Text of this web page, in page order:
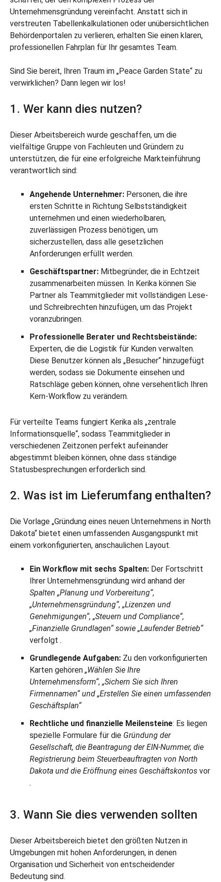
Unternehmensgründung vereinfacht. Anstatt sich in
verstreuten Tabellenkalkulationen oder unübersichtlichen
Behördenportalen zu verlieren, erhalten Sie einen klaren,
professionellen Fahrplan für Ihr gesamtes Team.
Sind Sie bereit, Ihren Traum im „Peace Garden State“ zu
verwirklichen? Dann legen wir los!
1. Wer kann dies nutzen?
Dieser Arbeitsbereich wurde geschaffen, um die
vielfältige Gruppe von Fachleuten und Gründern zu
unterstützen, die für eine erfolgreiche Markteinführung
verantwortlich sind:
Angehende Unternehmer: Personen, die ihre
ersten Schritte in Richtung Selbstständigkeit
unternehmen und einen wiederholbaren,
zuverlässigen Prozess benötigen, um
sicherzustellen, dass alle gesetzlichen
Anforderungen erfüllt werden.
Geschäftspartner: Mitbegründer, die in Echtzeit
zusammenarbeiten müssen. In Kerika können Sie
Partner als Teammitglieder mit vollständigen Lese-
und Schreibrechten hinzufügen, um das Projekt
voranzubringen.
Professionelle Berater und Rechtsbeistände:
Experten, die die Logistik für Kunden verwalten.
Diese Benutzer können als „Besucher“ hinzugefügt
werden, sodass sie Dokumente einsehen und
Ratschläge geben können, ohne versehentlich Ihren
Kern-Workflow zu verändern.
Für verteilte Teams fungiert Kerika als „zentrale
Informationsquelle“, sodass Teammitglieder in
verschiedenen Zeitzonen perfekt aufeinander
abgestimmt bleiben können, ohne dass ständige
Statusbesprechungen erforderlich sind.
2. Was ist im Lieferumfang enthalten?
Die Vorlage „Gründung eines neuen Unternehmens in North
Dakota“ bietet einen umfassenden Ausgangspunkt mit
einem vorkonfigurierten, anschaulichen Layout.
Ein Workflow mit sechs Spalten: Der Fortschritt
Ihrer Unternehmensgründung wird anhand der
Spalten „Planung und Vorbereitung“,
„Unternehmensgründung“, „Lizenzen und
Genehmigungen“, „Steuern und Compliance“,
„Finanzielle Grundlagen“ sowie „Laufender Betrieb“
verfolgt .
Grundlegende Aufgaben: Zu den vorkonfigurierten
Karten gehören „Wählen Sie Ihre
Unternehmensform“, „Sichern Sie sich Ihren
Firmennamen“ und „Erstellen Sie einen umfassenden
Geschäftsplan“
Rechtliche und finanzielle Meilensteine: Es liegen
spezielle Formulare für die Gründung der
Gesellschaft, die Beantragung der EIN-Nummer, die
Registrierung beim Steuerbeauftragten von North
Dakota und die Eröffnung eines Geschäftskontos vor
.
3. Wann Sie dies verwenden sollten
Dieser Arbeitsbereich bietet den größten Nutzen in
Umgebungen mit hohen Anforderungen, in denen
Organisation und Sicherheit von entscheidender
Bedeutung sind.